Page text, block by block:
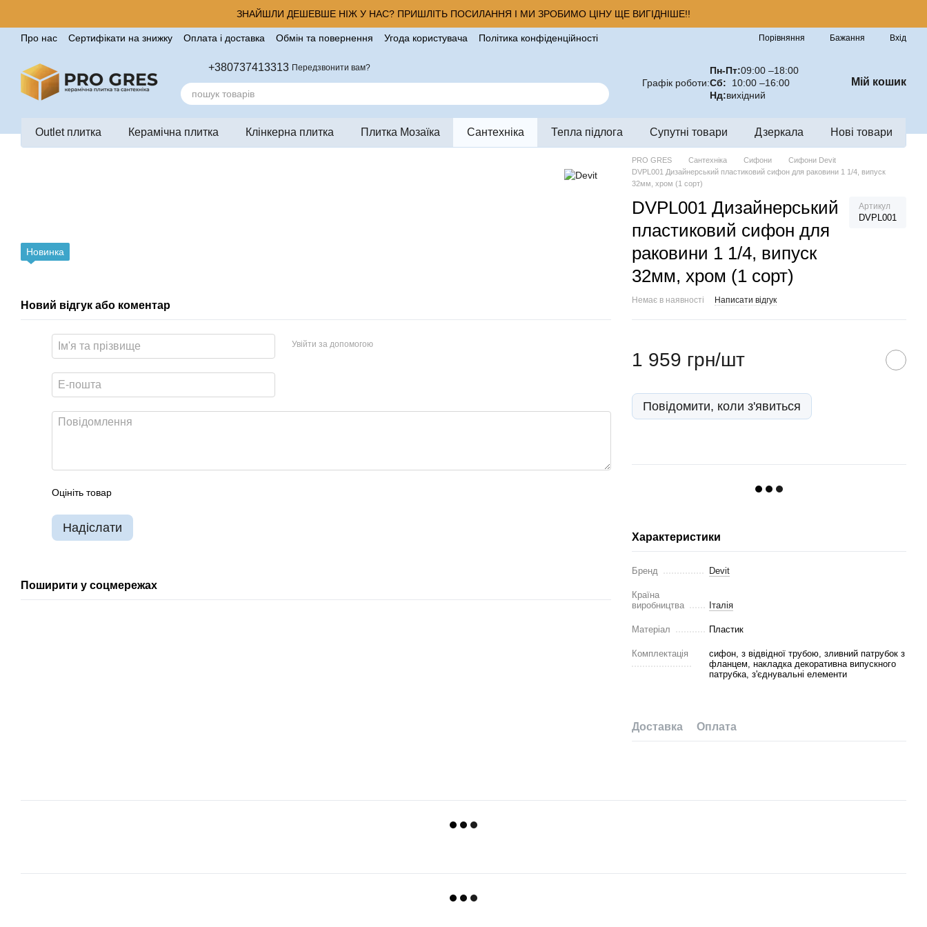
ЗНАЙШЛИ ДЕШЕВШЕ НІЖ У НАС? ПРИШЛІТЬ ПОСИЛАННЯ І МИ ЗРОБИМО ЦІНУ ЩЕ ВИГІДНІШЕ!!
Про нас Сертифікати на знижку Оплата і доставка Обмін та повернення Угода користувача
Політика конфіденційності
Порівняння Бажання Вхід
+380737413313 Передзвонити вам?
Графік роботи:
Пн-Пт:09:00 –18:00
Сб: 10:00 –16:00
Нд:вихідний
Мій кошик
Outlet плитка Керамічна плитка Клінкерна плитка Плитка Мозаїка Сантехніка Тепла підлога Супутні товари Дзеркала Нові товари
PRO GRES Сантехніка Сифони
Сифони Devit
DVPL001 Дизайнерський пластиковий сифон для раковини 1 1/4, випуск
32мм, хром (1 сорт)
DVPL001 Дизайнерський
пластиковий сифон для
раковини 1 1/4, випуск
32мм, хром (1 сорт)
Артикул
DVPL001
Немає в наявності Написати відгук
1 959 грн/шт
Повідомити, коли з'явиться
Характеристики
Бренд Devit
Країна
виробництва
Італія
Матеріал Пластик
Комплектація
сифон, з відвідної трубою, зливний патрубок з
фланцем, накладка декоративна випускного
патрубка, з'єднувальні елементи
Доставка Оплата
Новинка
Новий відгук або коментар
Увійти за допомогою
Оцініть товар
Надіслати
Поширити у соцмережах